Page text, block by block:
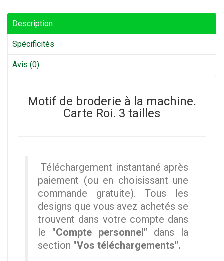
Description
Spécificités
Avis (0)
Motif de broderie à la machine.
Carte Roi. 3 tailles
Téléchargement instantané après
paiement (ou en choisissant une
commande gratuite). Tous les
designs que vous avez achetés se
trouvent dans votre compte dans
le "Compte personnel" dans la
section "Vos téléchargements".